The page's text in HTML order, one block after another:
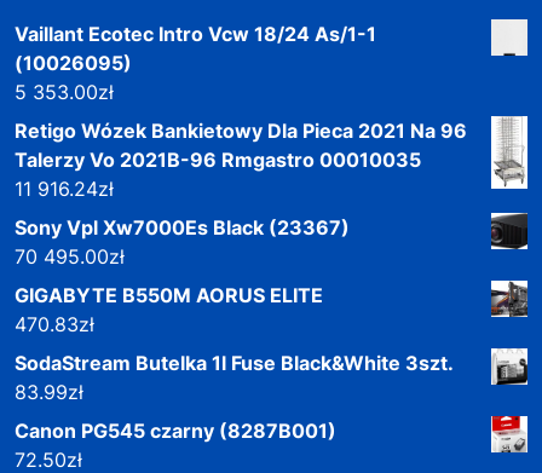
Vaillant Ecotec Intro Vcw 18/24 As/1-1
(10026095)
5 353.00zł
Retigo Wózek Bankietowy Dla Pieca 2021 Na 96
Talerzy Vo 2021B-96 Rmgastro 00010035
11 916.24zł
Sony Vpl Xw7000Es Black (23367)
70 495.00zł
GIGABYTE B550M AORUS ELITE
470.83zł
SodaStream Butelka 1l Fuse Black&White 3szt.
83.99zł
Canon PG545 czarny (8287B001)
72.50zł